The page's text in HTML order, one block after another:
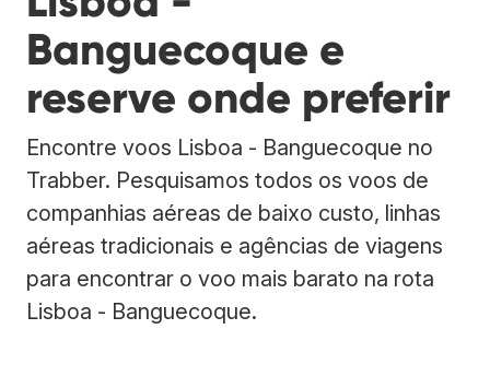
Banguecoque e
reserve onde preferir
Encontre voos Lisboa - Banguecoque no
Trabber. Pesquisamos todos os voos de
companhias aéreas de baixo custo, linhas
aéreas tradicionais e agências de viagens
para encontrar o voo mais barato na rota
Lisboa - Banguecoque.